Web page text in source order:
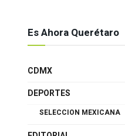
Es Ahora Querétaro
CDMX